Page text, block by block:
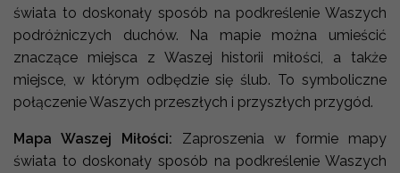
świata to doskonały sposób na podkreślenie Waszych
podróżniczych duchów. Na mapie można umieścić
znaczące miejsca z Waszej historii miłości, a także
miejsce, w którym odbędzie się ślub. To symboliczne
połączenie Waszych przeszłych i przyszłych przygód.
Mapa Waszej Miłości: Zaproszenia w formie mapy
świata to doskonały sposób na podkreślenie Waszych